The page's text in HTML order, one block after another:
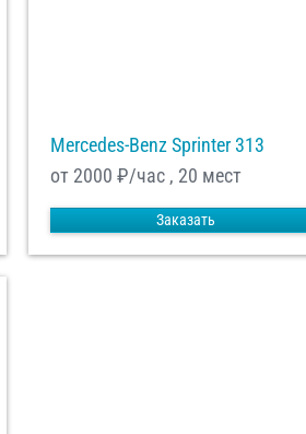
Mercedes-Benz Sprinter 313
от 2000 ₽/час , 20 мест
Заказать